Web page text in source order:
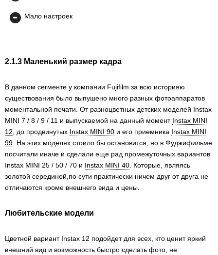
Мало настроек
2.1.3 Маленький размер кадра
В данном сегменте у компании Fujifilm за всю историяю
существования было выпушено много разных фотоаппаратов
моментальной печати. От разноцветных детских моделей Instax
MINI 7 / 8 / 9 / 11 и выпускаемой на данный момент Instax MINI
12 , до продвинутых Instax MINI 90 и его приемника Instax MINI
99 . На этих моделях стоило бы остановится, но в Фуджифильме
посчитали иначе и сделали еще рад промежуточных вариантов
Instax MINI 25 / 50 / 70 и Instax MINI 40 . Которые, являясь
золотой серединой,по сути практически ничем друг от друга не
отличаются кроме внешнего вида и цены.
Любительские модели
Цветной вариант Instax 12 подойдет для всех, кто ценит яркий
внешний вид и возможность быстро сделать фото, не